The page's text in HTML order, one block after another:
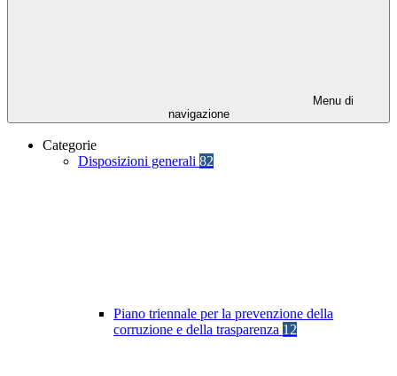
Menu di
navigazione
Categorie
Disposizioni generali 82
Piano triennale per la prevenzione della
corruzione e della trasparenza 12